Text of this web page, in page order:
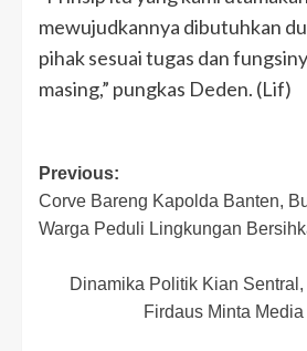
mewujudkannya dibutuhkan
pihak sesuai tugas dan
masing,” pungkas Deden. (Lif)
Post
navigation
Previous:
Corve Bareng Kapolda Banten,
Warga Peduli Lingkungan
Dinamika Politik Kian
Firdaus Minta